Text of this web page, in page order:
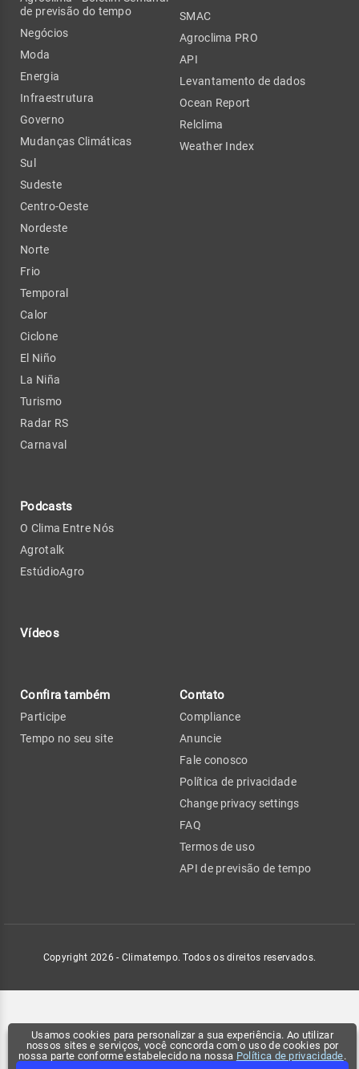
Usamos cookies para personalizar a sua experiência. Ao utilizar
nossos sites e serviços, você concorda com o uso de cookies por
nossa parte conforme estabelecido na nossa Política de privacidade.
de previsão do tempo
Negócios
Moda
Energia
Infraestrutura
Governo
Mudanças Climáticas
Sul
Sudeste
Centro-Oeste
Nordeste
Norte
Frio
Temporal
Calor
Ciclone
El Niño
La Niña
Turismo
Radar RS
Carnaval
Podcasts
O Clima Entre Nós
Agrotalk
EstúdioAgro
Vídeos
SMAC
Agroclima PRO
API
Levantamento de dados
Ocean Report
Relclima
Weather Index
Confira também
Participe
Tempo no seu site
Contato
Compliance
Anuncie
Fale conosco
Política de privacidade
Change privacy settings
FAQ
Termos de uso
API de previsão de tempo
Copyright 2026 - Climatempo. Todos os direitos reservados.